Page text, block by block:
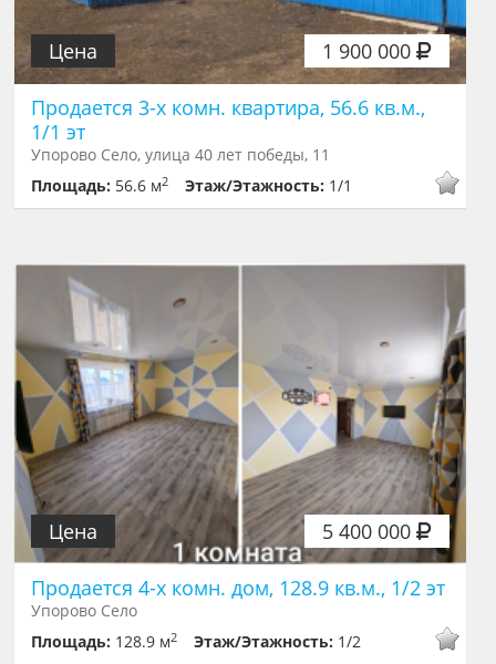
1 900 000
Цена
Продается 3-х комн. квартира, 56.6 кв.м.,
1/1 эт
Упорово Село, улица 40 лет победы, 11
Площадь: 56.6 м2 Этаж/Этажность: 1/1
5 400 000
Цена
Продается 4-х комн. дом, 128.9 кв.м., 1/2 эт
Упорово Село
Площадь: 128.9 м2 Этаж/Этажность: 1/2